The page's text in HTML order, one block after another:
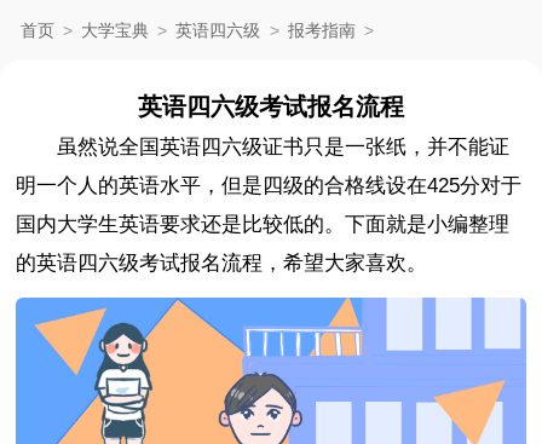
首页 > 大学宝典 > 英语四六级 > 报考指南 >
英语四六级考试报名流程
虽然说全国英语四六级证书只是一张纸，并不能证
明一个人的英语水平，但是四级的合格线设在425分对于
国内大学生英语要求还是比较低的。下面就是小编整理
的英语四六级考试报名流程，希望大家喜欢。